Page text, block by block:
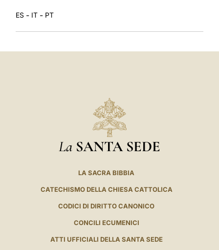
ES - IT - PT
La SANTA SEDE
LA SACRA BIBBIA
CATECHISMO DELLA CHIESA CATTOLICA
CODICI DI DIRITTO CANONICO
CONCILI ECUMENICI
ATTI UFFICIALI DELLA SANTA SEDE